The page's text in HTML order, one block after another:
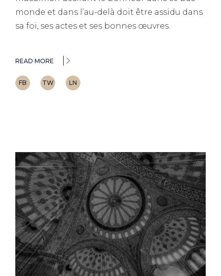
monde et dans l’au-delà doit être assidu dans
sa foi, ses actes et ses bonnes œuvres.
READ MORE
FB TW LN